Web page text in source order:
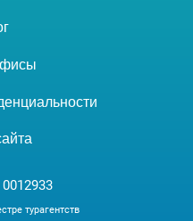
турагентств